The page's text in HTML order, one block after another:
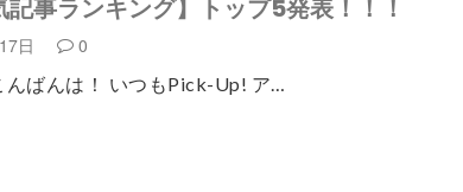
記事ランキング】トップ5発表！！！
日 0
んばんは！ いつもPick-Up! ア…